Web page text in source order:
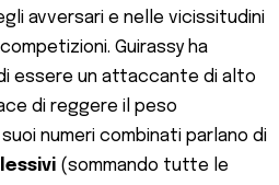
avversari e nelle vicissitudini
Guirassy ha
essere un attaccante di alto
di reggere il peso
numeri combinati parlano di
(sommando tutte le